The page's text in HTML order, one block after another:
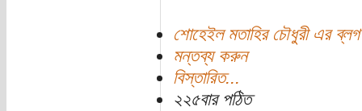
শোহেইল মতাহির চৌধুরী এর ব্লগ
মন্তব্য করুন
বিস্তারিত...
২২৫বার পঠিত